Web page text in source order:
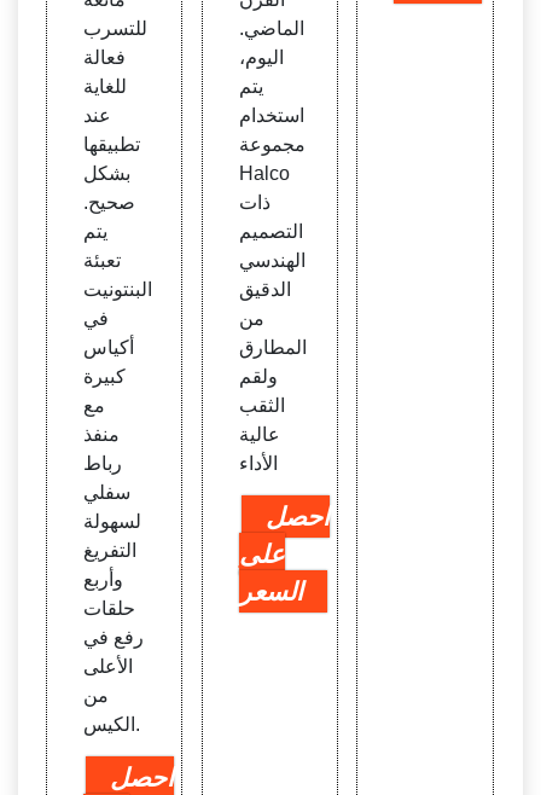
للتسرب
فعالة
للغاية
عند
تطبيقها
بشكل
صحيح.
يتم
تعبئة
البنتونيت
في
أكياس
كبيرة
مع
منفذ
رباط
سفلي
لسهولة
التفريغ
وأربع
حلقات
رفع في
الأعلى
من
الكيس.
احصل
الماضي.
اليوم،
يتم
استخدام
مجموعة
Halco
ذات
التصميم
الهندسي
الدقيق
من
المطارق
ولقم
الثقب
عالية
الأداء
احصل
على
السعر